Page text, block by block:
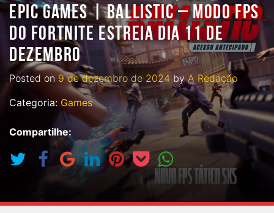
EPIC GAMES | BALLISTIC – MODO FPS
DO FORTNITE ESTREIA DIA 11 DE
DEZEMBRO
Posted on 9 de dezembro de 2024 byA Redação
Categoria: Games
Compartilhe: